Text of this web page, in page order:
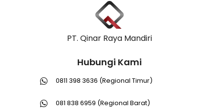
PT. Qinar Raya Mandiri
Hubungi Kami
0811 398 3636 (Regional Timur)
081 838 6959 (Regional Barat)